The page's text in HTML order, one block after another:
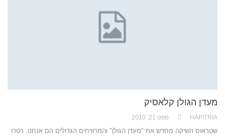
מעדן הגולן קלאסיק
HAPITRIA ספט 21, 2010
שטראוס השיקה מחדש את "מעדן הגולן" והמרוויחים הגדולים הם אנחנו. רטרו